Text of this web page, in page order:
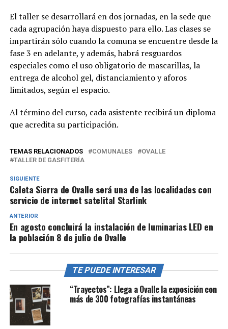
El taller se desarrollará en dos jornadas, en la sede que
cada agrupación haya dispuesto para ello. Las clases se
impartirán sólo cuando la comuna se encuentre desde la
fase 3 en adelante, y además, habrá resguardos
especiales como el uso obligatorio de mascarillas, la
entrega de alcohol gel, distanciamiento y aforos
limitados, según el espacio.
Al término del curso, cada asistente recibirá un diploma
que acredita su participación.
TEMAS RELACIONADOS COMUNALES
OVALLE
TALLER DE GASFITERÍA
SIGUIENTE
Caleta Sierra de Ovalle será una de las localidades con
servicio de internet satelital Starlink
ANTERIOR
En agosto concluirá la instalación de luminarias LED en
la población 8 de julio de Ovalle
TE PUEDE INTERESAR
“Trayectos”: Llega a Ovalle la exposición con
más de 300 fotografías instantáneas